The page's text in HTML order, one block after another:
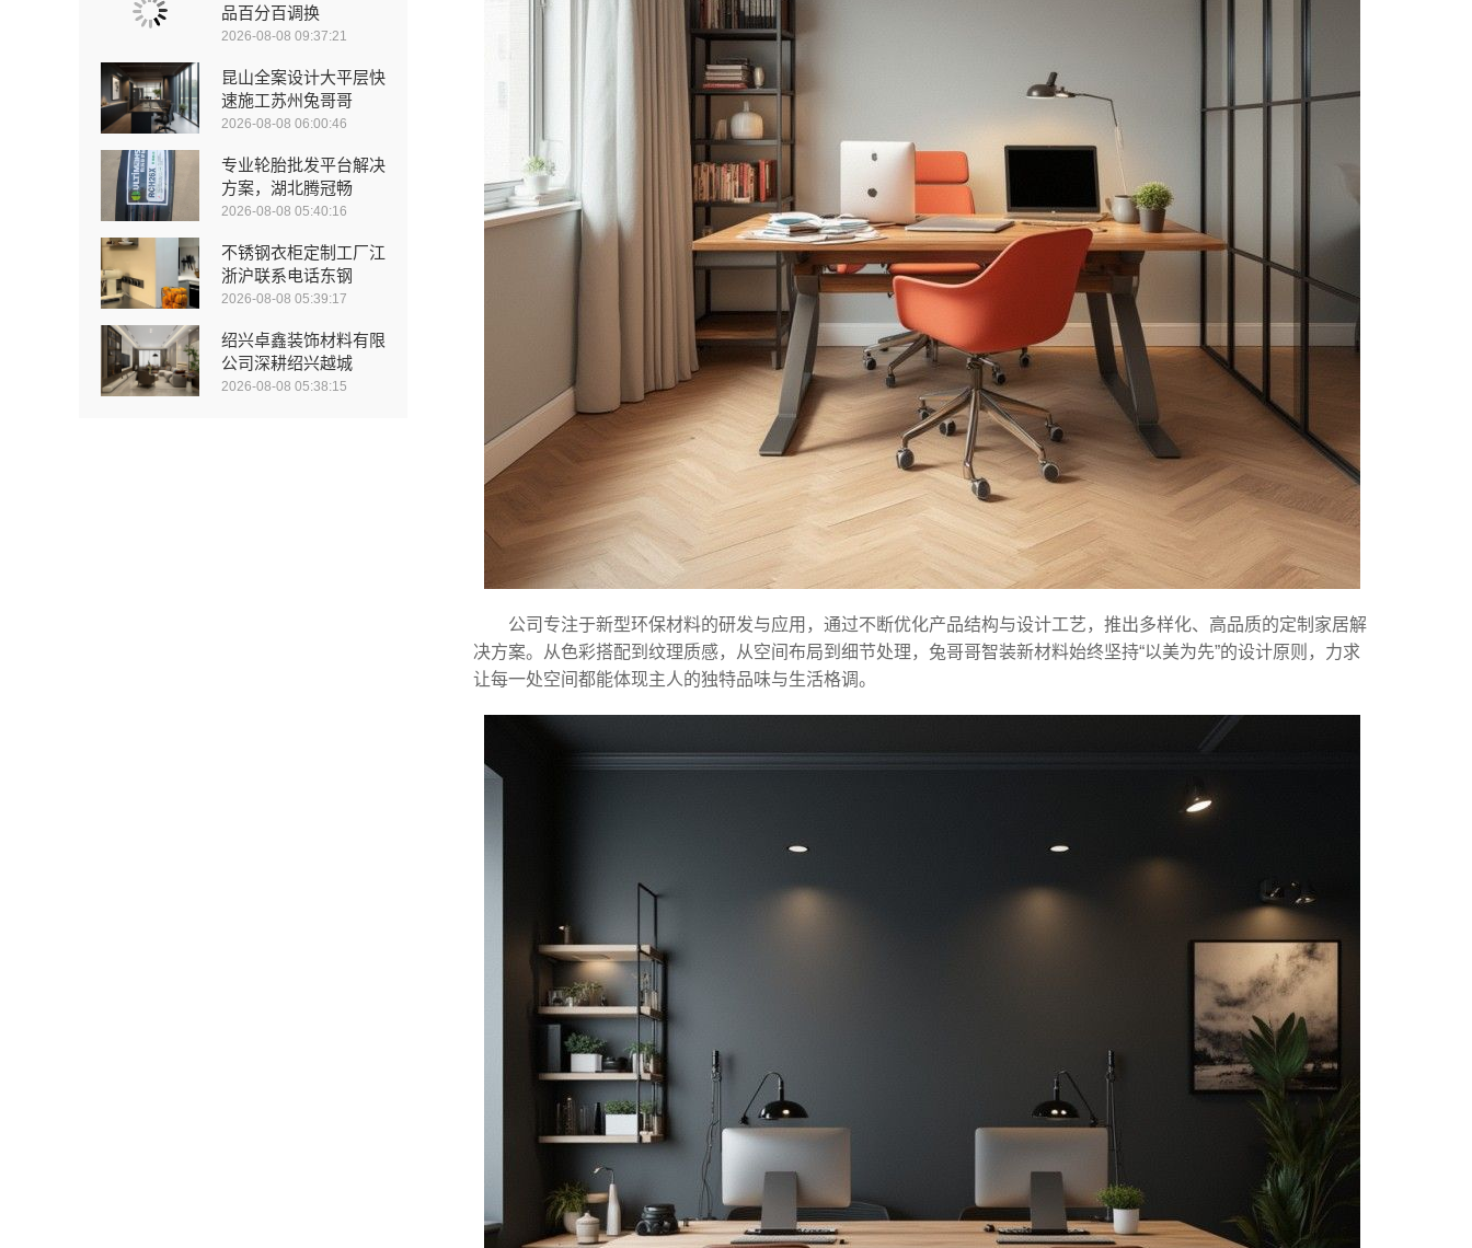
品百分百调换
2026-08-08 09:37:21
昆山全案设计大平层快
速施工苏州兔哥哥
2026-08-08 06:00:46
专业轮胎批发平台解决
方案，湖北腾冠畅
2026-08-08 05:40:16
不锈钢衣柜定制工厂江
浙沪联系电话东钢
2026-08-08 05:39:17
绍兴卓鑫装饰材料有限
公司深耕绍兴越城
2026-08-08 05:38:15
公司专注于新型环保材料的研发与应用，通过不断优化产品结构与设计工艺，推出多样化、高品质的定制家居解
决方案。从色彩搭配到纹理质感，从空间布局到细节处理，兔哥哥智装新材料始终坚持“以美为先”的设计原则，力求
让每一处空间都能体现主人的独特品味与生活格调。